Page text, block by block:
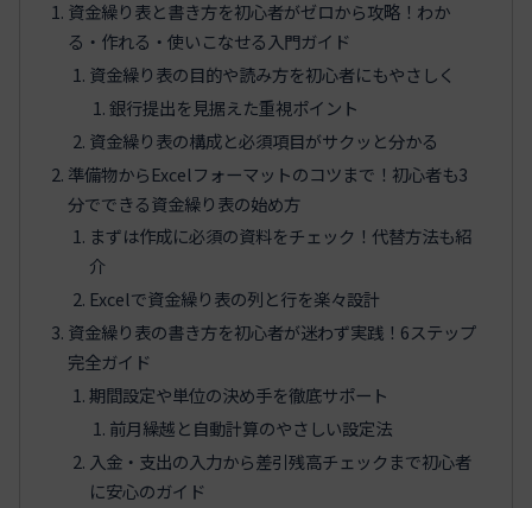
資金繰り表と書き方を初心者がゼロから攻略！わか
る・作れる・使いこなせる入門ガイド
資金繰り表の目的や読み方を初心者にもやさしく
銀行提出を見据えた重視ポイント
資金繰り表の構成と必須項目がサクッと分かる
準備物からExcelフォーマットのコツまで！初心者も3
分でできる資金繰り表の始め方
まずは作成に必須の資料をチェック！代替方法も紹
介
Excelで資金繰り表の列と行を楽々設計
資金繰り表の書き方を初心者が迷わず実践！6ステップ
完全ガイド
期間設定や単位の決め手を徹底サポート
前月繰越と自動計算のやさしい設定法
入金・支出の入力から差引残高チェックまで初心者
に安心のガイド